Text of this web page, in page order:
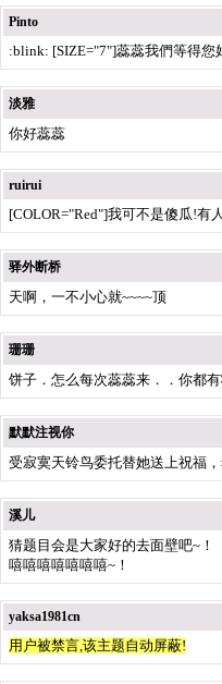
Pinto
:blink: [SIZE="7"]蕊蕊我們等得您
淡雅
你好蕊蕊
ruirui
[COLOR="Red"]我可不是傻瓜!有
驿外断桥
天啊，一不小心就~~~~顶
珊珊
饼子．怎么每次蕊蕊来．．你都
默默注视你
受寂寞天铃鸟委托替她送上祝福
溪儿
猜题目会是大家好的去面壁吧~！
嘻嘻嘻嘻嘻嘻嘻~！
yaksa1981cn
用户被禁言,该主题自动屏蔽!